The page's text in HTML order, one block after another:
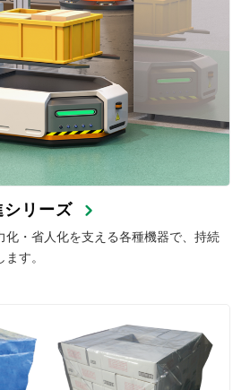
シリーズ
化・省人化を支える各種機器で、持続
す。